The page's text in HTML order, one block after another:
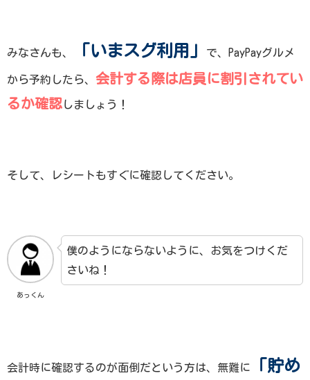
みなさんも、 「いまスグ利用」 で、PayPayグルメ
から予約したら、 会計する際は店員に割引されてい
るか確認しましょう！
そして、レシートもすぐに確認してください。
あっくん
僕のようにならないように、お気をつけくだ
さいね！
会計時に確認するのが面倒だという方は、無難に
「貯め